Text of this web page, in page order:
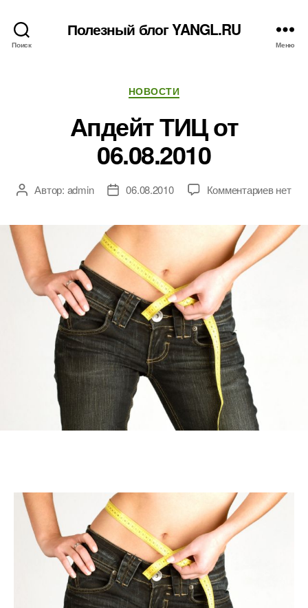
Поиск
Полезный блог YANGL.RU
Меню
Рубрики
НОВОСТИ
Апдейт ТИЦ от
06.08.2010
АвторАвтор: admin
Дата06.08.2010 Комментариевк
ТИЦ
от
нет